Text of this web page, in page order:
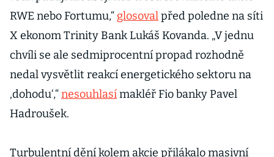
RWE nebo Fortumu,“ glosovalpřed poledne na síti
X ekonom Trinity Bank Lukáš Kovanda. „V jednu
chvíli se ale sedmiprocentní propad rozhodně
nedal vysvětlit reakcí energetického sektoru na
‚dohodu‘,“nesouhlasímakléř Fio banky Pavel
Hadroušek.
Turbulentní dění kolem akcie přilákalo masivní